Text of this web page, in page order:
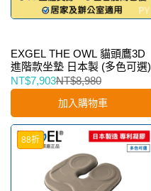
EXGEL THE OWL 貓頭鷹3D
進階款坐墊 日本製 (多色可選)
NT$7,903NT$8,980
加入購物車
88折